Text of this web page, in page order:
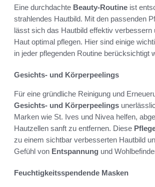
Eine durchdachte Beauty-Routine ist
strahlendes Hautbild. Mit den passenden
lässt sich das Hautbild effektiv verbessern
Haut optimal pflegen. Hier sind einige
in jeder pflegenden Routine berücksichtigt
Gesichts- und Körperpeelings
Für eine gründliche Reinigung und
Gesichts- und Körperpeelings
Marken wie St. Ives und Nivea helfen,
Hautzellen sanft zu entfernen. Diese
zu einem sichtbar verbesserten Hautbild
Gefühl von Entspannung und
Feuchtigkeitsspendende Masken